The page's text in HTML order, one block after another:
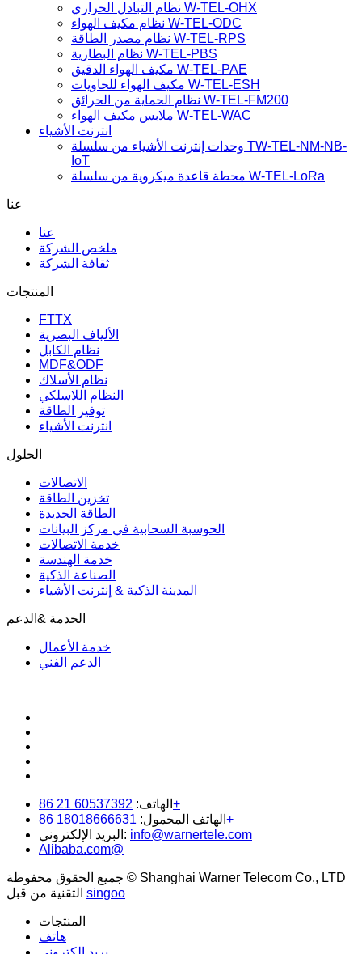
نظام التبادل الحراري W-TEL-OHX
نظام مكيف الهواء W-TEL-ODC
نظام مصدر الطاقة W-TEL-RPS
نظام البطارية W-TEL-PBS
مكيف الهواء الدقيق W-TEL-PAE
مكيف الهواء للحاويات W-TEL-ESH
نظام الحماية من الحرائق W-TEL-FM200
ملابس مكيف الهواء W-TEL-WAC
انترنت الأشياء
وحدات إنترنت الأشياء من سلسلة TW-TEL-NM-NB-
IoT
محطة قاعدة ميكروية من سلسلة W-TEL-LoRa
عنا
عنا
ملخص الشركة
ثقافة الشركة
المنتجات
FTTX
الألياف البصرية
نظام الكابل
MDF&ODF
نظام الأسلاك
النظام اللاسلكي
توفير الطاقة
انترنت الأشياء
الحلول
الاتصالات
تخزين الطاقة
الطاقة الجديدة
الحوسبة السحابية في مركز البيانات
خدمة الاتصالات
خدمة الهندسة
الصناعة الذكية
المدينة الذكية & إنترنت الأشياء
الخدمة &الدعم
خدمة الأعمال
الدعم الفني
الهاتف: 60537392 21 86+
الهاتف المحمول: 18018666631 86+
البريد الإلكتروني: info@warnertele.com
Alibaba.com@
جميع الحقوق محفوظة © Shanghai Warner Telecom Co., LTD
singoo
المنتجات
هاتف